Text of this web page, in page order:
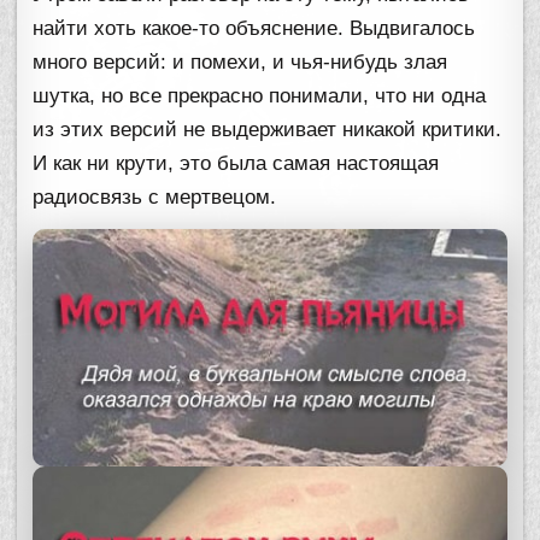
найти хоть какое-то объяснение. Выдвигалось
много версий: и помехи, и чья-нибудь злая
шутка, но все прекрасно понимали, что ни одна
из этих версий не выдерживает никакой критики.
И как ни крути, это была самая настоящая
радиосвязь с мертвецом.